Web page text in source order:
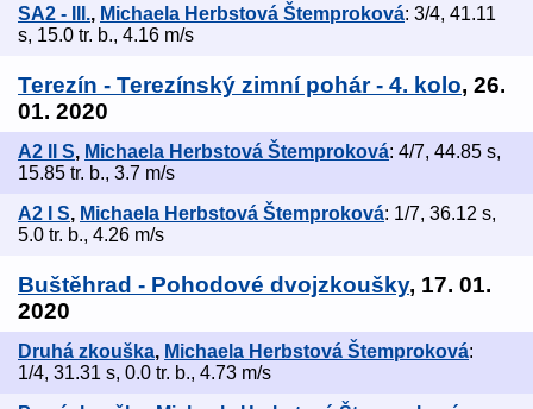
SA2 - III., Michaela Herbstová Štemproková: 3/4, 41.11
s, 15.0 tr. b., 4.16 m/s
Terezín - Terezínský zimní pohár - 4. kolo, 26.
01. 2020
A2 II S, Michaela Herbstová Štemproková: 4/7, 44.85 s,
15.85 tr. b., 3.7 m/s
A2 I S, Michaela Herbstová Štemproková: 1/7, 36.12 s,
5.0 tr. b., 4.26 m/s
Buštěhrad - Pohodové dvojzkoušky, 17. 01.
2020
Druhá zkouška, Michaela Herbstová Štemproková:
1/4, 31.31 s, 0.0 tr. b., 4.73 m/s